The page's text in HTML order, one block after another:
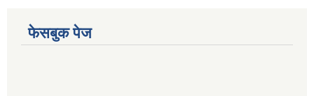
फेसबुक पेज